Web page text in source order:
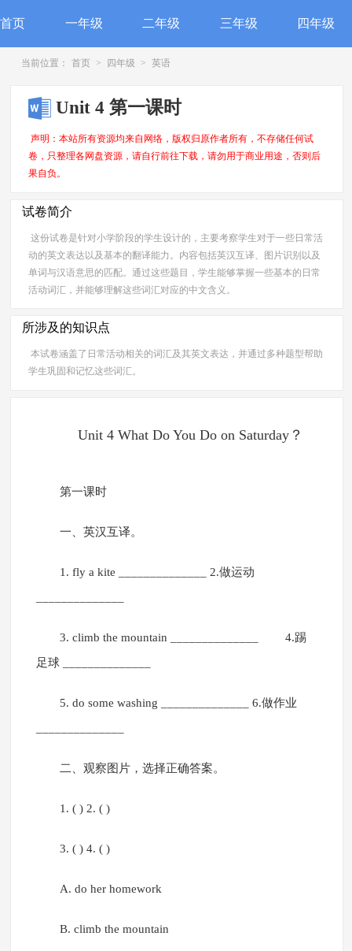
首页 一年级 二年级 三年级 四年级
当前位置： 首页 > 四年级 > 英语
Unit 4 第一课时
声明：本站所有资源均来自网络，版权归原作者所有，不存储任何试
卷，只整理各网盘资源，请自行前往下载，请勿用于商业用途，否则后
果自负。
试卷简介
这份试卷是针对小学阶段的学生设计的，主要考察学生对于一些日常活
动的英文表达以及基本的翻译能力。内容包括英汉互译、图片识别以及
单词与汉语意思的匹配。通过这些题目，学生能够掌握一些基本的日常
活动词汇，并能够理解这些词汇对应的中文含义。
所涉及的知识点
本试卷涵盖了日常活动相关的词汇及其英文表达，并通过多种题型帮助
学生巩固和记忆这些词汇。
Unit 4 What Do You Do on Saturday？
第一课时
一、英汉互译。
1. fly a kite ______________ 2.做运动
3. climb the mountain ______________ 4.踢
足球 ______________
5. do some washing ______________ 6.做作业
二、观察图片，选择正确答案。
1. ( ) 2. ( )
3. ( ) 4. ( )
A. do her homework
B. climb the mountain